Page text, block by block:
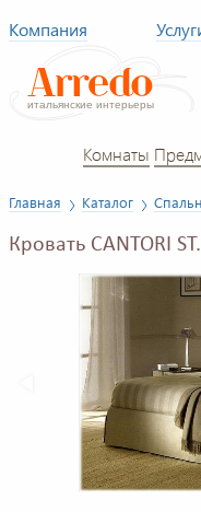
Компания
Комнаты
Главная Каталог
Кровать CANTORI